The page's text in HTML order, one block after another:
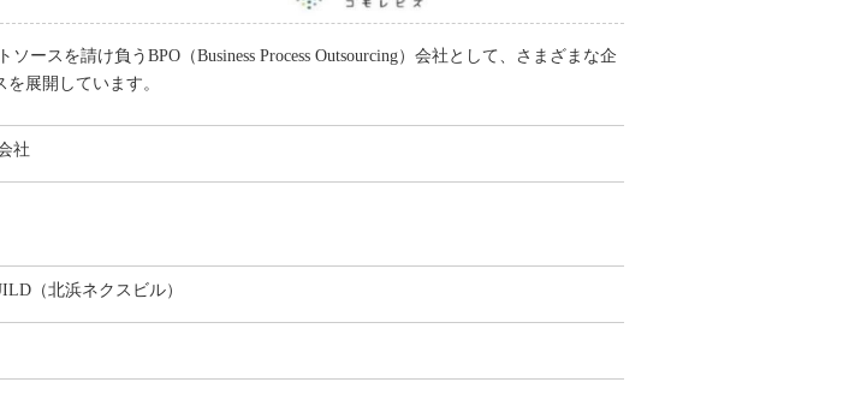
スを請け負うBPO（Business Process Outsourcing）会社として、さまざまな企
展開しています。
社
（北浜ネクスビル）